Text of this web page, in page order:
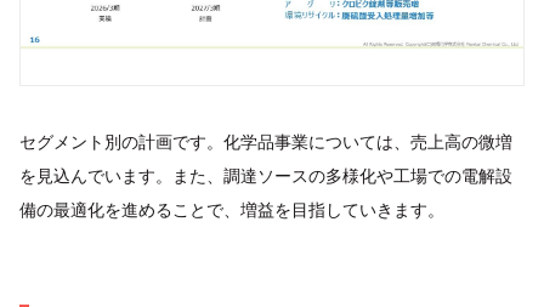
セグメント別の計画です。化学品事業については、売上高の微増
を見込んでいます。また、調達ソースの多様化や工場での電解設
備の最適化を進めることで、増益を目指していきます。